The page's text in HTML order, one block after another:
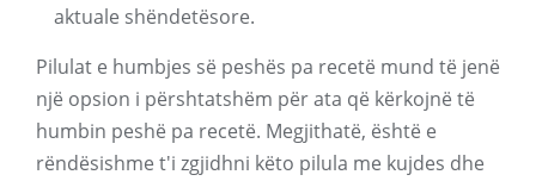
aktuale shëndetësore.
Pilulat e humbjes së peshës pa recetë mund të jenë
një opsion i përshtatshëm për ata që kërkojnë të
humbin peshë pa recetë. Megjithatë, është e
rëndësishme t'i zgjidhni këto pilula me kujdes dhe